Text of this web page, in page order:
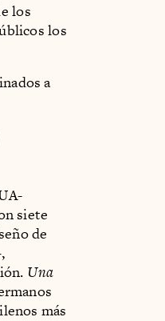
los
los
a
siete
de
Una
más